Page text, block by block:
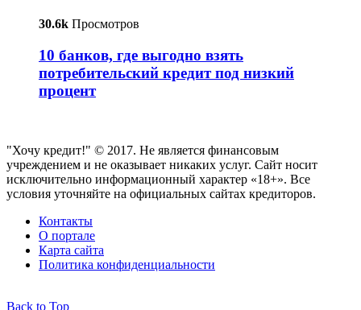
30.6k Просмотров
10 банков, где выгодно взять
потребительский кредит под низкий
процент
"Хочу кредит!" © 2017. Не является финансовым
учреждением и не оказывает никаких услуг. Сайт носит
исключительно информационный характер «18+». Все
условия уточняйте на официальных сайтах кредиторов.
Контакты
О портале
Карта сайта
Политика конфиденциальности
Back to Top